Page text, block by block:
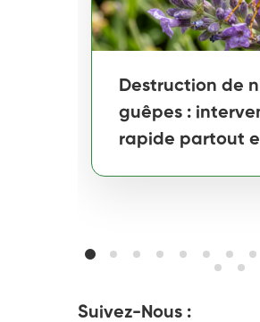
Destruction de
guêpes :
rapide partout
Suivez-Nous :